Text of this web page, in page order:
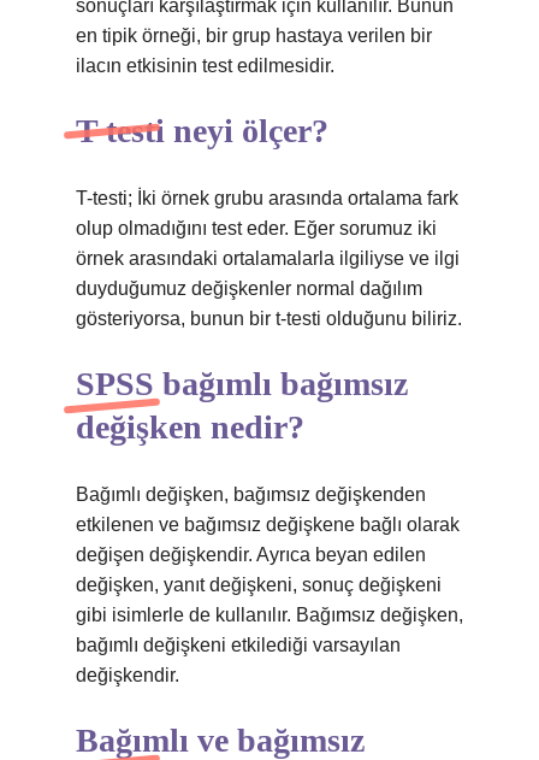
sonuçları karşılaştırmak için kullanılır. Bunun
en tipik örneği, bir grup hastaya verilen bir
ilacın etkisinin test edilmesidir.
T testi neyi ölçer?
T-testi; İki örnek grubu arasında ortalama fark
olup olmadığını test eder. Eğer sorumuz iki
örnek arasındaki ortalamalarla ilgiliyse ve ilgi
duyduğumuz değişkenler normal dağılım
gösteriyorsa, bunun bir t-testi olduğunu biliriz.
SPSS bağımlı bağımsız
değişken nedir?
Bağımlı değişken, bağımsız değişkenden
etkilenen ve bağımsız değişkene bağlı olarak
değişen değişkendir. Ayrıca beyan edilen
değişken, yanıt değişkeni, sonuç değişkeni
gibi isimlerle de kullanılır. Bağımsız değişken,
bağımlı değişkeni etkilediği varsayılan
değişkendir.
Bağımlı ve bağımsız